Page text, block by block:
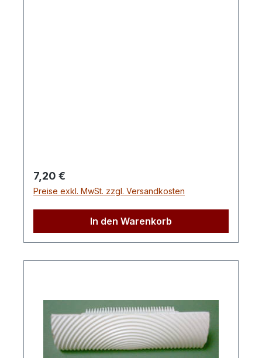
Regulärer Preis:
7,20 €
Preise exkl. MwSt. zzgl. Versandkosten
In den Warenkorb